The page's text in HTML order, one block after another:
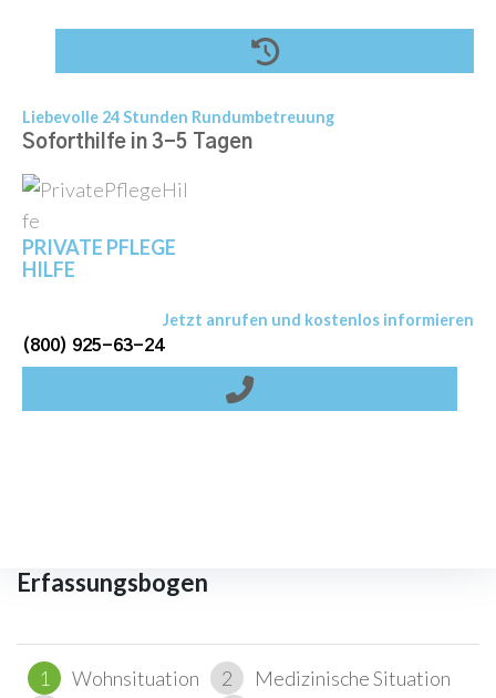
Liebevolle 24 Stunden Rundumbetreuung
Soforthilfe in 3-5 Tagen
PRIVATE PFLEGE
HILFE
Jetzt anrufen und kostenlos informieren
(800) 925-63-24
Erfassungsbogen
1 Wohnsituation 2
Medizinische Situation